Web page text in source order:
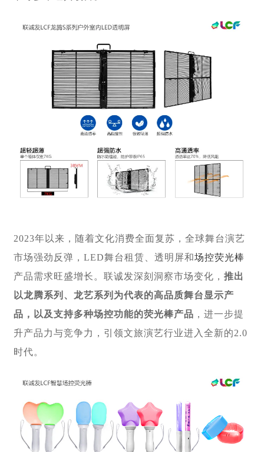
2023年以来，随着文化消费全面复苏，全球舞台演艺
市场强劲反弹，LED舞台租赁、透明屏和场控荧光棒
产品需求旺盛增长。联诚发深刻洞察市场变化， 推出
以龙腾系列、龙艺系列为代表的高品质舞台显示产
品，以及支持多种场控功能的荧光棒产品 ，进一步提
升产品力与竞争力，引领文旅演艺行业进入全新的2.0
时代。